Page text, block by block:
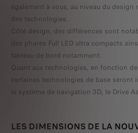
également à vous, au niveau du
des technologies.
Côté design, des différences sont
des phares Full LED ultra compacts
tableau de bord notamment.
Quant aux technologies, en fonction
certaines technologies de base
le système de navigation 3D, le Drive
LES DIMENSIONS DE LA